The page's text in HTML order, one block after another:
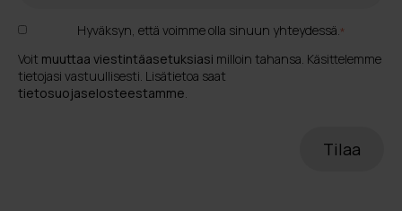
Hyväksyn, että voimme olla sinuun yhteydessä.*
Voit muuttaa viestintäasetuksiasi milloin tahansa. Käsittelemme
tietojasi vastuullisesti. Lisätietoa saat
tietosuojaselosteestamme.